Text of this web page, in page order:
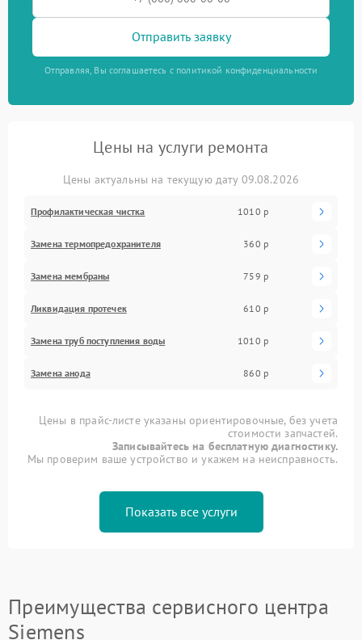
Отправить заявку
Отправляя, Вы соглашаетесь с политикой конфиденциальности
Цены на услуги ремонта
Цены актуальны на текущую дату 09.08.2026
Профилактическая чистка 1010 р
Замена термопредохранителя 360 р
Замена мембраны 759 р
Ликвидация протечек 610 р
Замена труб поступления воды 1010 р
Замена анода 860 р
Цены в прайс-листе указаны ориентировочные, без учета
стоимости запчастей.
Записывайтесь на бесплатную диагностику.
Мы проверим ваше устройство и укажем на неисправность.
Показать все услуги
Преимущества сервисного центра
Siemens